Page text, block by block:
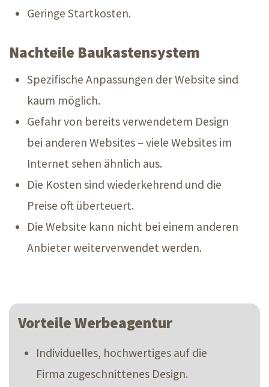
Geringe Startkosten.
Nachteile Baukastensystem
Spezifische Anpassungen der Website sind
kaum möglich.
Gefahr von bereits verwendetem Design
bei anderen Websites – viele Websites im
Internet sehen ähnlich aus.
Die Kosten sind wiederkehrend und die
Preise oft überteuert.
Die Website kann nicht bei einem anderen
Anbieter weiterverwendet werden.
Vorteile Werbeagentur
Individuelles, hochwertiges auf die
Firma zugeschnittenes Design.